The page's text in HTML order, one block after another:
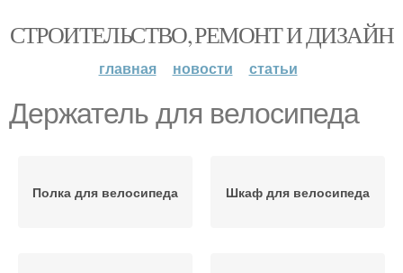
СТРОИТЕЛЬСТВО, РЕМОНТ И ДИЗАЙН
главная новости статьи
Держатель для велосипеда
Полка для велосипеда Шкаф для велосипеда